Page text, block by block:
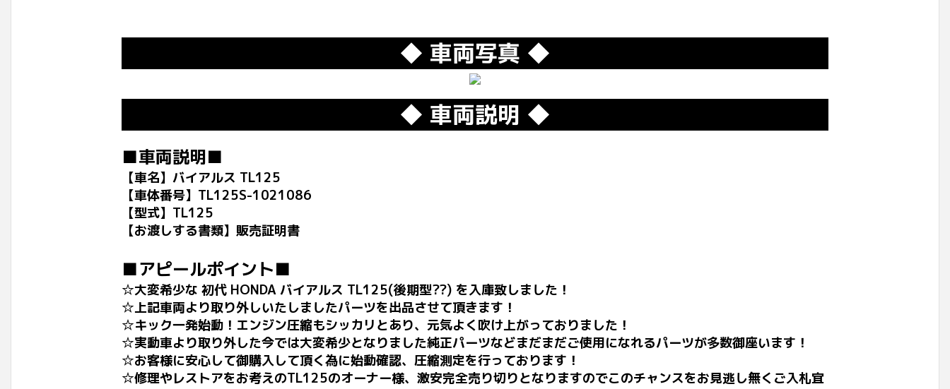
◆ 車両写真 ◆
◆ 車両説明 ◆
■車両説明■
【車名】バイアルス TL125
【車体番号】TL125S-1021086
【型式】TL125
【お渡しする書類】販売証明書
■アピールポイント■
☆大変希少な 初代 HONDA バイアルス TL125(後期型??) を入庫致しました！
☆上記車両より取り外しいたしましたパーツを出品させて頂きます！
☆キック一発始動！エンジン圧縮もシッカリとあり、元気よく吹け上がっておりました！
☆実動車より取り外した今では大変希少となりました純正パーツなどまだまだご使用になれるパーツが多数御座います！
☆お客様に安心して御購入して頂く為に始動確認、圧縮測定を行っております！
☆修理やレストアをお考えのTL125のオーナー様、激安完全売り切りとなりますのでこのチャンスをお見逃し無くご入札宜